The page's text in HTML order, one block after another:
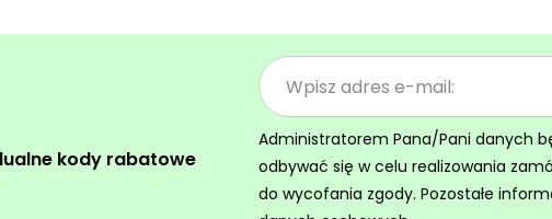
kody rabatowe
Administratorem Pana/Pani danych
odbywać się w celu realizowania
do wycofania zgody. Pozostałe